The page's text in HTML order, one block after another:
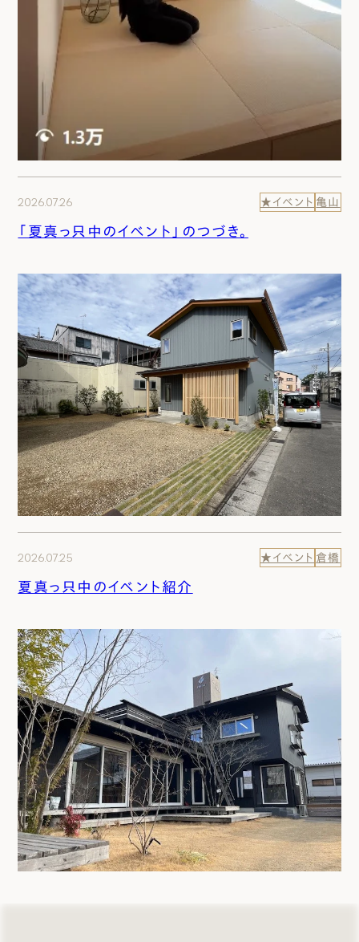
2026.07.26 ★イベント 亀山
「夏真っ只中のイベント」のつづき。
2026.07.25 ★イベント 倉橋
夏真っ只中のイベント紹介